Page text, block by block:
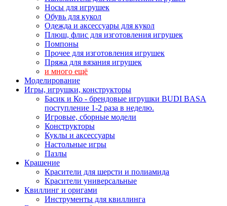
Носы для игрушек
Обувь для кукол
Одежда и аксессуары для кукол
Плюш, флис для изготовления игрушек
Помпоны
Прочее для изготовления игрушек
Пряжа для вязания игрушек
и много ещё
Моделирование
Игры, игрушки, конструкторы
Басик и Ко - брендовые игрушки BUDI BASA
поступление 1-2 раза в неделю.
Игровые, сборные модели
Конструкторы
Куклы и аксессуары
Настольные игры
Пазлы
Крашение
Красители для шерсти и полиамида
Красители универсальные
Квиллинг и оригами
Инструменты для квиллинга